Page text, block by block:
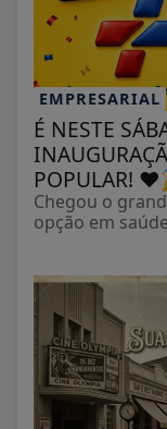
EMPRESARIAL
É NESTE
POPULAR!
Chegou o
opção em